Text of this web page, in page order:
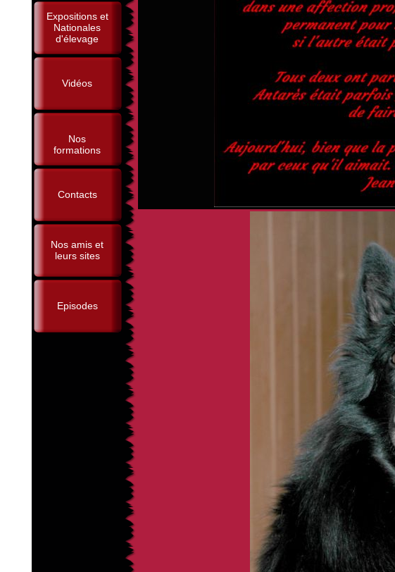
Expositions et
Nationales
d'élevage
Vidéos
Nos
formations
Contacts
Nos amis et
leurs sites
Episodes